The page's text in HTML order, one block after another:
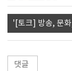
'[토크] 방송, 문
댓글